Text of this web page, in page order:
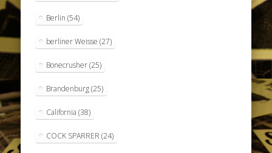
Berlin (54)
berliner Weisse (27)
Bonecrusher(25)
Brandenburg(25)
California (38)
COCK SPARRER (24)